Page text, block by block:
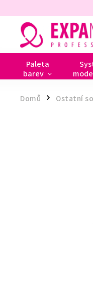
Paleta
barev
Domů / Ostatní